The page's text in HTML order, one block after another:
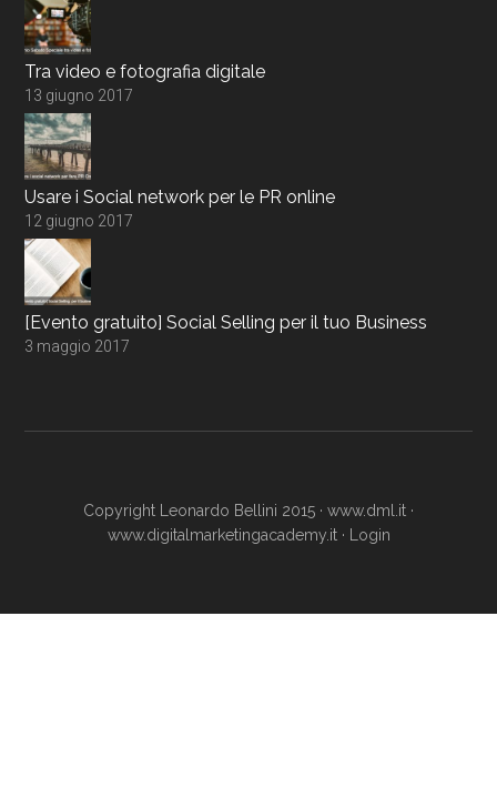
Tra video e fotografia digitale
13 giugno 2017
Usare i Social network per le PR online
12 giugno 2017
[Evento gratuito] Social Selling per il tuo Business
3 maggio 2017
Copyright Leonardo Bellini 2015 · www.dml.it ·
www.digitalmarketingacademy.it· Login